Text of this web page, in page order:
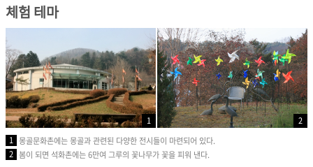
체험 테마
1
2
1 몽골문화촌에는 몽골과 관련된 다양한 전시들이 마련되어 있다.
2 봄이 되면 석화촌에는 6만여 그루의 꽃나무가 꽃을 피워 낸다.